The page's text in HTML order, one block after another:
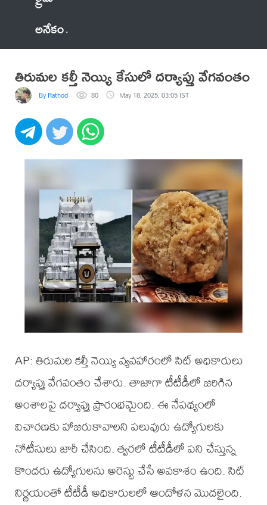
అనేకం
తిరుమల కల్తీ నెయ్యి కేసులో దర్యాప్తు వేగవంతం
By Rathod 80 May 18, 2025, 03:05 IST
AP: తిరుమల కల్తీ నెయ్యి వ్యవహారంలో సిట్ అధికారులు
దర్యాప్తు వేగవంతం చేశారు. తాజాగా టీటీడీలో జరిగిన
అంశాలపై దర్యాప్తు ప్రారంభమైంది. ఈ నేపథ్యంలో
విచారణకు హాజరుకావాలని పలువురు ఉద్యోగులకు
నోటీసులు జారీ చేసింది. త్వరలో టీటీడీలో పని చేస్తున్న
కొందరు ఉద్యోగులను అరెస్టు చేసే అవకాశం ఉంది. సిట్
నిర్ణయంతో టీటీడీ అధికారులలో ఆందోళన మొదలైంది.